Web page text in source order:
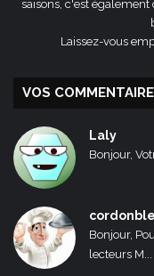
saisons, c'est
Laissez-vous
VOS
Laly
Bonjour,
Bonjour,
lecteurs M...